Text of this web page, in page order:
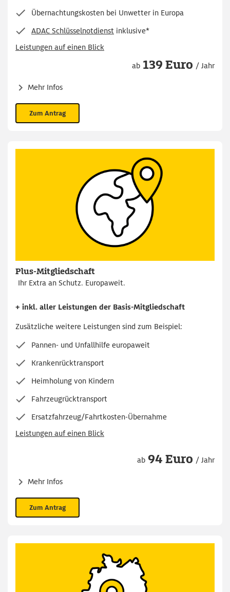
Übernachtungskosten bei Unwetter in Europa
ADAC Schlüsselnotdienst inklusive*
Leistungen auf einen Blick
Mehr Infos
Zum Antrag
ab 139 Euro / Jahr
Plus-Mitgliedschaft
Ihr Extra an Schutz. Europaweit.
+ inkl. aller Leistungen der Basis-Mitgliedschaft
Zusätzliche weitere Leistungen sind zum Beispiel:
Pannen- und Unfallhilfe europaweit
Krankenrücktransport
Heimholung von Kindern
Fahrzeugrücktransport
Ersatzfahrzeug/Fahrtkosten-Übernahme
Leistungen auf einen Blick
Mehr Infos
Zum Antrag
ab 94 Euro / Jahr